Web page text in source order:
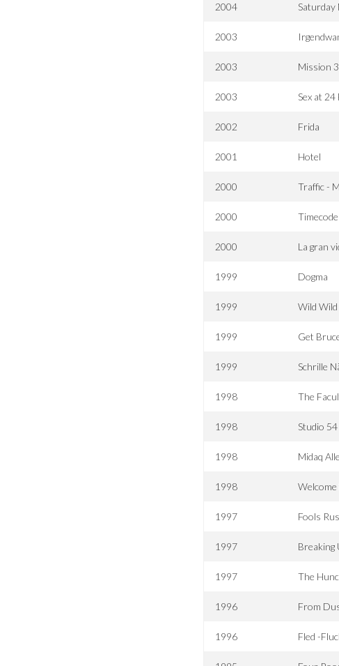
2004 Saturday
2003
2003 Mission
2003 Sex at 24
2002 Frida
2001 Hotel
2000 Traffic -
2000 Timecode
2000 La gran
1999 Dogma
1999 Wild
1999 Get
1999 Schrille
1998 The
1998 Studio 54
1998 Midaq
1998
1997 Fools
1997 Breaking
1997 The
1996 From
1996 Fled -